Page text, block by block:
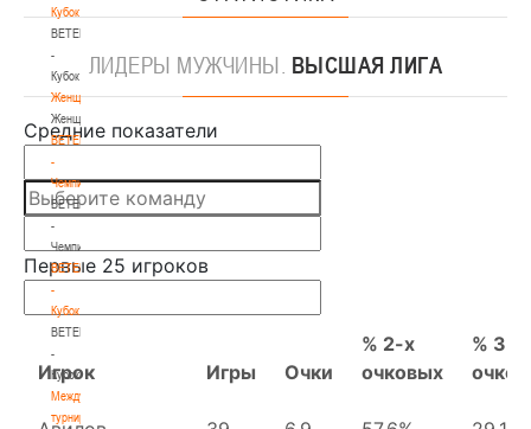
Кубок
BETERA
-
Кубок
Женщины
Женщины
BETERA
-
Чемпионат
BETERA
-
Чемпионат
BETERA
-
Кубок
BETERA
-
Кубок
Международный
турнир
ЛИДЕРЫ МУЖЧИНЫ. ВЫСШАЯ ЛИГА